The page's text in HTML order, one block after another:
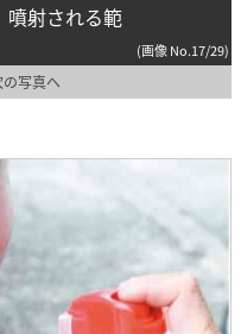
噴射される範
(画像 No.17/29)
写真へ